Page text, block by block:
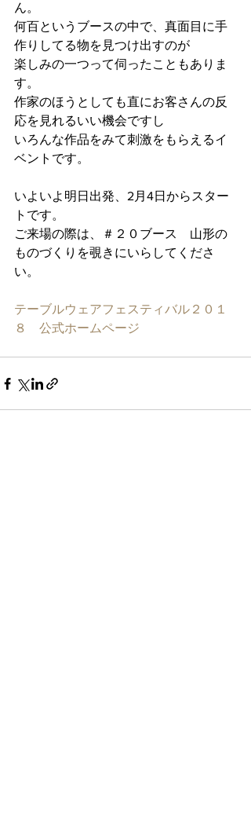
ん。
何百というブースの中で、真面目に手
作りしてる物を見つけ出すのが
楽しみの一つって伺ったこともありま
す。
作家のほうとしても直にお客さんの反
応を見れるいい機会ですし
いろんな作品をみて刺激をもらえるイ
ベントです。
いよいよ明日出発、2月4日からスター
トです。
ご来場の際は、＃２０ブース　山形の
ものづくりを覗きにいらしてくださ
い。
テーブルウェアフェスティバル２０１
８　公式ホームページ